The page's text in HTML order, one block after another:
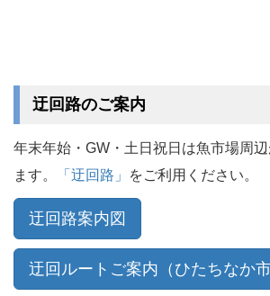
迂回路のご案内
年末年始・GW・土日祝日は魚市場周
ます。
「迂回路」 をご利用ください。
迂回路案内図
迂回ルートご案内（ひたちなか市